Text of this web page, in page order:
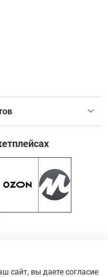
Для этого наведите
сайт, вы даете согласие